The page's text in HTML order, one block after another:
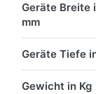
Geräte Breite
mm
Geräte Tiefe
Gewicht in Kg